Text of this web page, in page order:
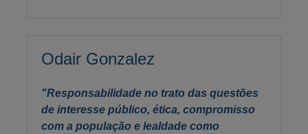
Odair Gonzalez
"Responsabilidade no trato das questões
de interesse público, ética, compromisso
com a população e lealdade como